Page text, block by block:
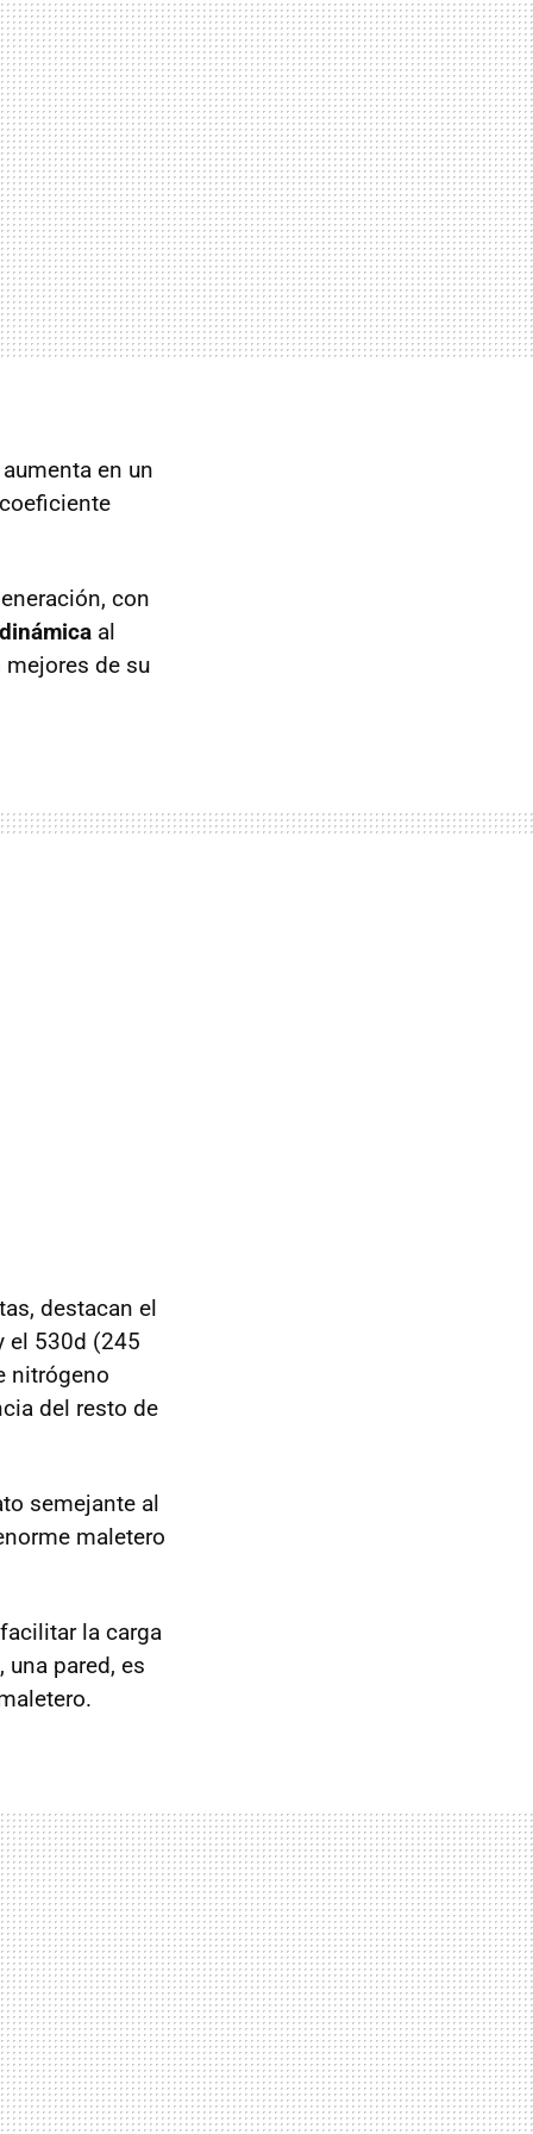
en un
con
al
de su
destacan el
el 530d (245
nitrógeno
del resto de
semejante al
maletero
la carga
pared, es